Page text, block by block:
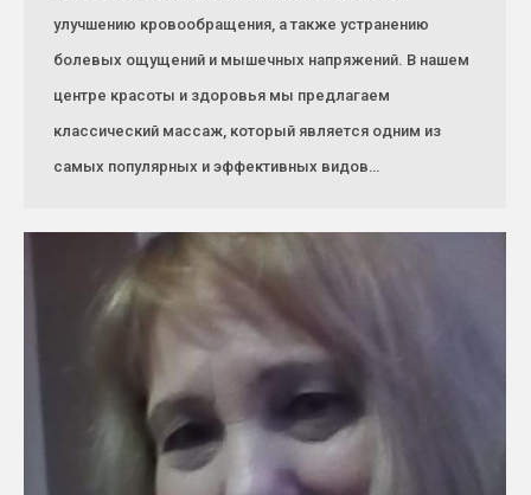
улучшению кровообращения, а также устранению
болевых ощущений и мышечных напряжений. В нашем
центре красоты и здоровья мы предлагаем
классический массаж, который является одним из
самых популярных и эффективных видов…